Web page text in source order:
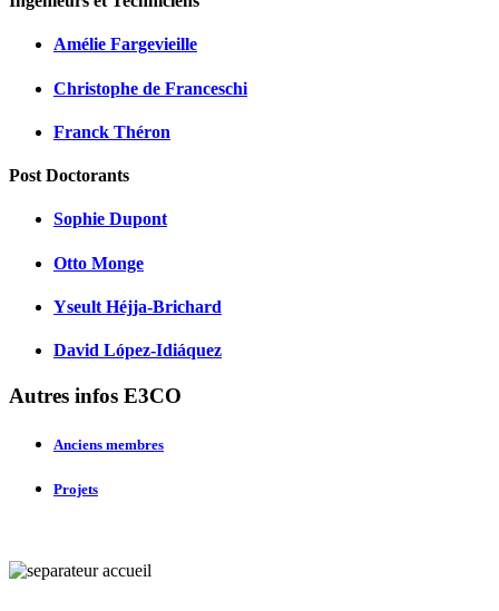
Amélie Fargevieille
Christophe de Franceschi
Franck Théron
Post Doctorants
Sophie Dupont
Otto Monge
Yseult Héjja-Brichard
David López-Idiáquez
Autres infos E3CO
Anciens membres
Projets